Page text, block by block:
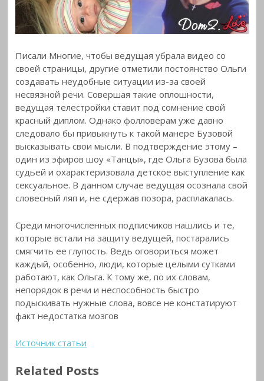
Писали Многие, чтобы ведущая убрала видео со
своей страницы, другие отметили постоянство Ольги
создавать неудобные ситуации из-за своей
несвязной речи. Совершая такие оплошности,
ведущая телестройки ставит под сомнение свой
красный диплом. Однако фолловерам уже давно
следовало бы привыкнуть к такой манере Бузовой
высказывать свои мысли. В подтверждение этому –
один из эфиров шоу «Танцы», где Ольга Бузова была
судьей и охарактеризовала детское выступление как
сексуальное. В данном случае ведущая осознала свой
словесный ляп и, не сдержав позора, расплакалась.
Среди многочисленных подписчиков нашлись и те,
которые встали на защиту ведущей, постарались
смягчить ее глупость. Ведь оговориться может
каждый, особенно, люди, которые целыми сутками
работают, как Ольга. К тому же, по их словам,
непорядок в речи и неспособность быстро
подыскивать нужные слова, вовсе не констатируют
факт недостатка мозгов
Источник статьи
Related Posts